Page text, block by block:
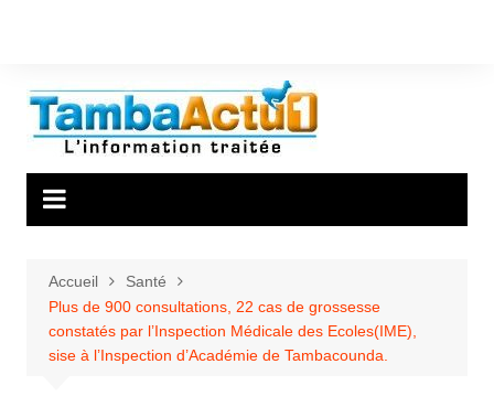
Accueil
Santé
Plus de 900 consultations, 22 cas de grossesse
constatés par l’Inspection Médicale des Ecoles(IME),
sise à l’Inspection d’Académie de Tambacounda.